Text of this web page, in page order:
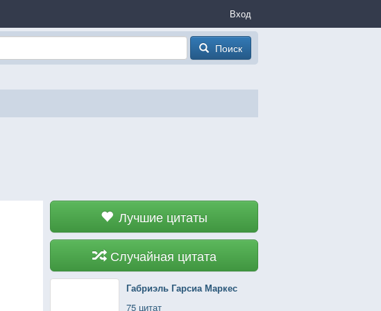
Вход
Поиск
Лучшие цитаты
Случайная цитата
Габриэль Гарсиа Маркес
75 цитат